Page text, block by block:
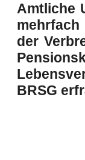
Amtliche
mehrfach
der
BRSG